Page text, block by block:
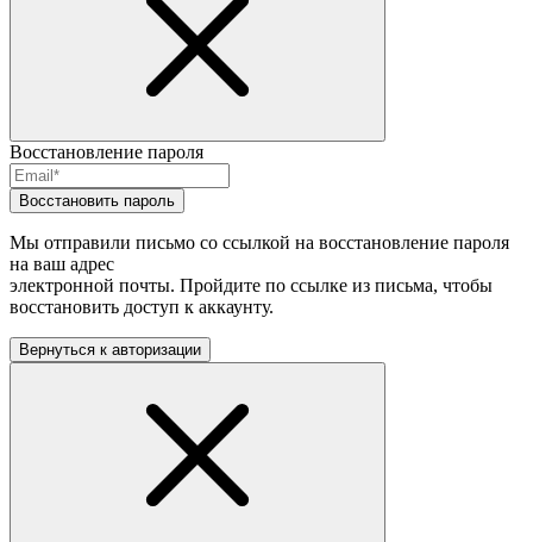
Восстановление пароля
Восстановить пароль
Мы отправили письмо со ссылкой на восстановление пароля
на ваш адрес
электронной почты. Пройдите по ссылке из письма, чтобы
восстановить доступ к аккаунту.
Вернуться к авторизации